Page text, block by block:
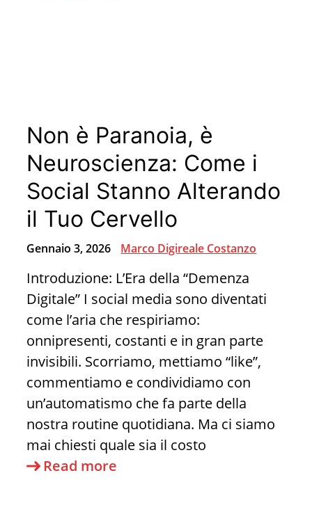
Quello
che
non
ti
stanno
sul
blitz
in
Venezuela
Non è Paranoia, è
Neuroscienza: Come i
Social Stanno Alterando
il Tuo Cervello
Gennaio 3, 2026 Marco Digireale Costanzo
Introduzione: L’Era della “Demenza
Digitale” I social media sono diventati
come l’aria che respiriamo:
onnipresenti, costanti e in gran parte
invisibili. Scorriamo, mettiamo “like”,
commentiamo e condividiamo con
un’automatismo che fa parte della
nostra routine quotidiana. Ma ci siamo
mai chiesti quale sia il costo
Read more